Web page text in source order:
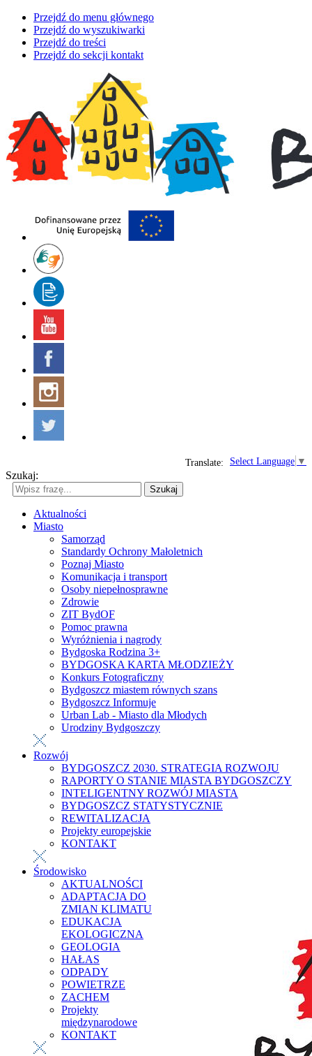
Przejdź do menu głównego
Przejdź do wyszukiwarki
Przejdź do treści
Przejdź do sekcji kontakt
Select Language ▼
Translate:
Szukaj:
Szukaj
Aktualności
Miasto
Samorząd
Standardy Ochrony Małoletnich
Poznaj Miasto
Komunikacja i transport
Osoby niepełnosprawne
Zdrowie
ZIT BydOF
Pomoc prawna
Wyróżnienia i nagrody
Bydgoska Rodzina 3+
BYDGOSKA KARTA MŁODZIEŻY
Konkurs Fotograficzny
Bydgoszcz miastem równych szans
Bydgoszcz Informuje
Urban Lab - Miasto dla Młodych
Urodziny Bydgoszczy
Rozwój
BYDGOSZCZ 2030. STRATEGIA ROZWOJU
RAPORTY O STANIE MIASTA BYDGOSZCZY
INTELIGENTNY ROZWÓJ MIASTA
BYDGOSZCZ STATYSTYCZNIE
REWITALIZACJA
Projekty europejskie
KONTAKT
Środowisko
AKTUALNOŚCI
ADAPTACJA DO
ZMIAN KLIMATU
EDUKACJA
EKOLOGICZNA
GEOLOGIA
HAŁAS
ODPADY
POWIETRZE
ZACHEM
Projekty
międzynarodowe
KONTAKT